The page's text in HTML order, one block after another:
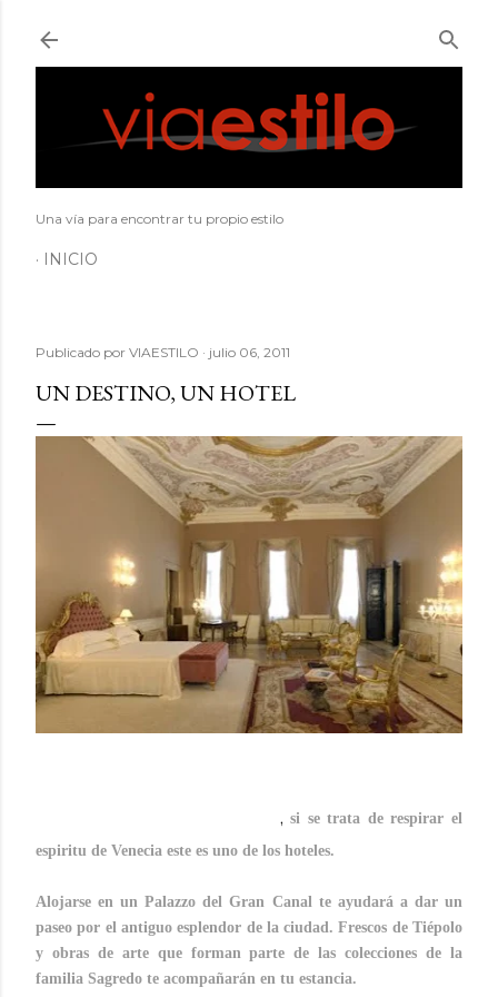
Una vía para encontrar tu propio estilo
INICIO
Publicado por VIAESTILO julio 06, 2011
UN DESTINO, UN HOTEL
,si se trata de respirar el
espiritu de Venecia este es uno de los hoteles.
Alojarse en un Palazzo del Gran Canal te ayudará a dar un
paseo por el antiguo esplendor de la ciudad. Frescos de Tiépolo
y obras de arte que forman parte de las colecciones de la
familia Sagredo te acompañarán en tu estancia.